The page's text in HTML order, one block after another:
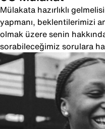
Mülakata hazırlıklı
yapmanı, beklentilerimizi
olmak üzere senin
sorabileceğimiz sorulara